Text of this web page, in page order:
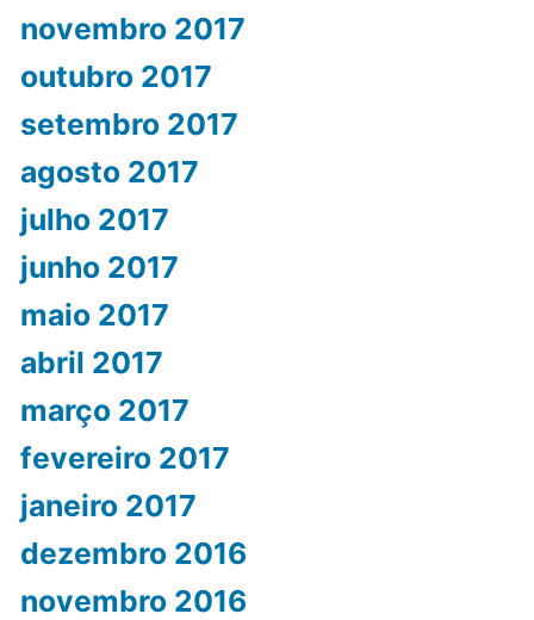
novembro 2017
outubro 2017
setembro 2017
agosto 2017
julho 2017
junho 2017
maio 2017
abril 2017
março 2017
fevereiro 2017
janeiro 2017
dezembro 2016
novembro 2016